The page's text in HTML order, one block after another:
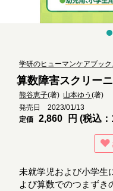
学研のヒューマンケアブック
算数障害スクリー
熊谷恵子(著) 山本ゆう(著)
発売日 2023/01/13
定価
2,860 円 (税込
未就学児および小学生
よび算数でのつまずき